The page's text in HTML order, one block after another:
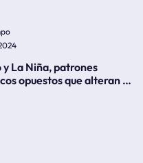
y La Niña, patrones
opuestos que alteran la